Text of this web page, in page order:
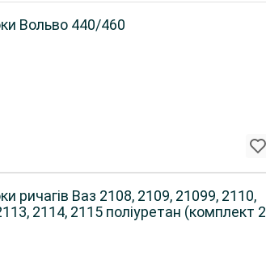
Вольво 440/460
ричагів Ваз 2108, 2109, 21099, 2110,
2114, 2115 поліуретан (комплект 2